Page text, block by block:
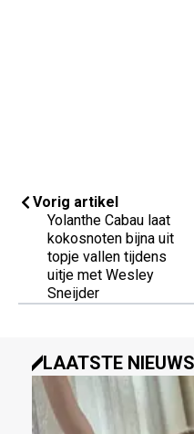
Vorig artikel
Yolanthe Cabau laat
kokosnoten bijna uit
topje vallen tijdens
uitje met Wesley
Sneijder
LAATSTE NIEUWS